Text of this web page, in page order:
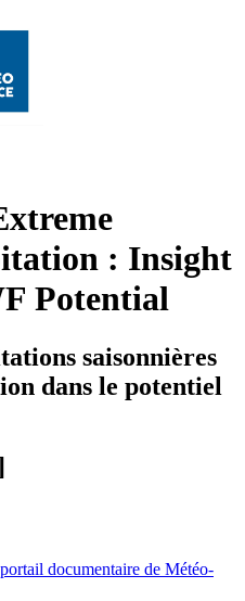
: Insight
Potential
saisonnières
dans le potentiel
documentaire de Météo-